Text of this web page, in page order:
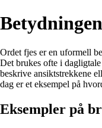
Ordet fjes er en uformell
Det brukes ofte i
beskrive ansiktstrekkene
dag er et eksempel på
Eksempler på